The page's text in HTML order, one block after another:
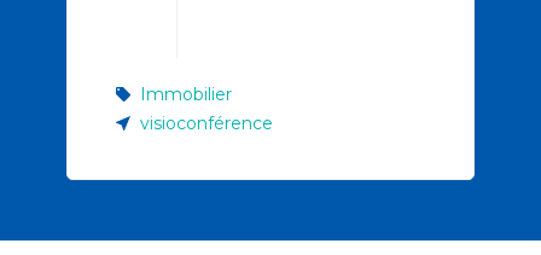
Immobilier
visioconférence